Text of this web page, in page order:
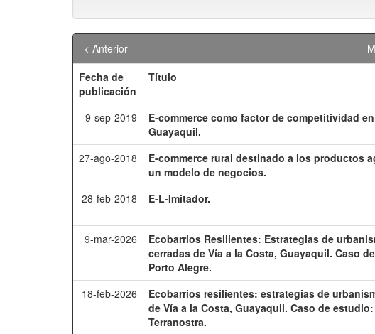
< Anterior
Fecha de
publicación
Título
9-sep-2019
E-commerce como factor de competitividad
Guayaquil.
27-ago-2018
E-commerce rural destinado a los productos
un modelo de negocios.
28-feb-2018
E-L-Imitador.
9-mar-2026
Ecobarrios Resilientes: Estrategias de
cerradas de Vía a la Costa, Guayaquil. Caso
Porto Alegre.
18-feb-2026
Ecobarrios resilientes: estrategias de
de Vía a la Costa, Guayaquil. Caso de
Terranostra.